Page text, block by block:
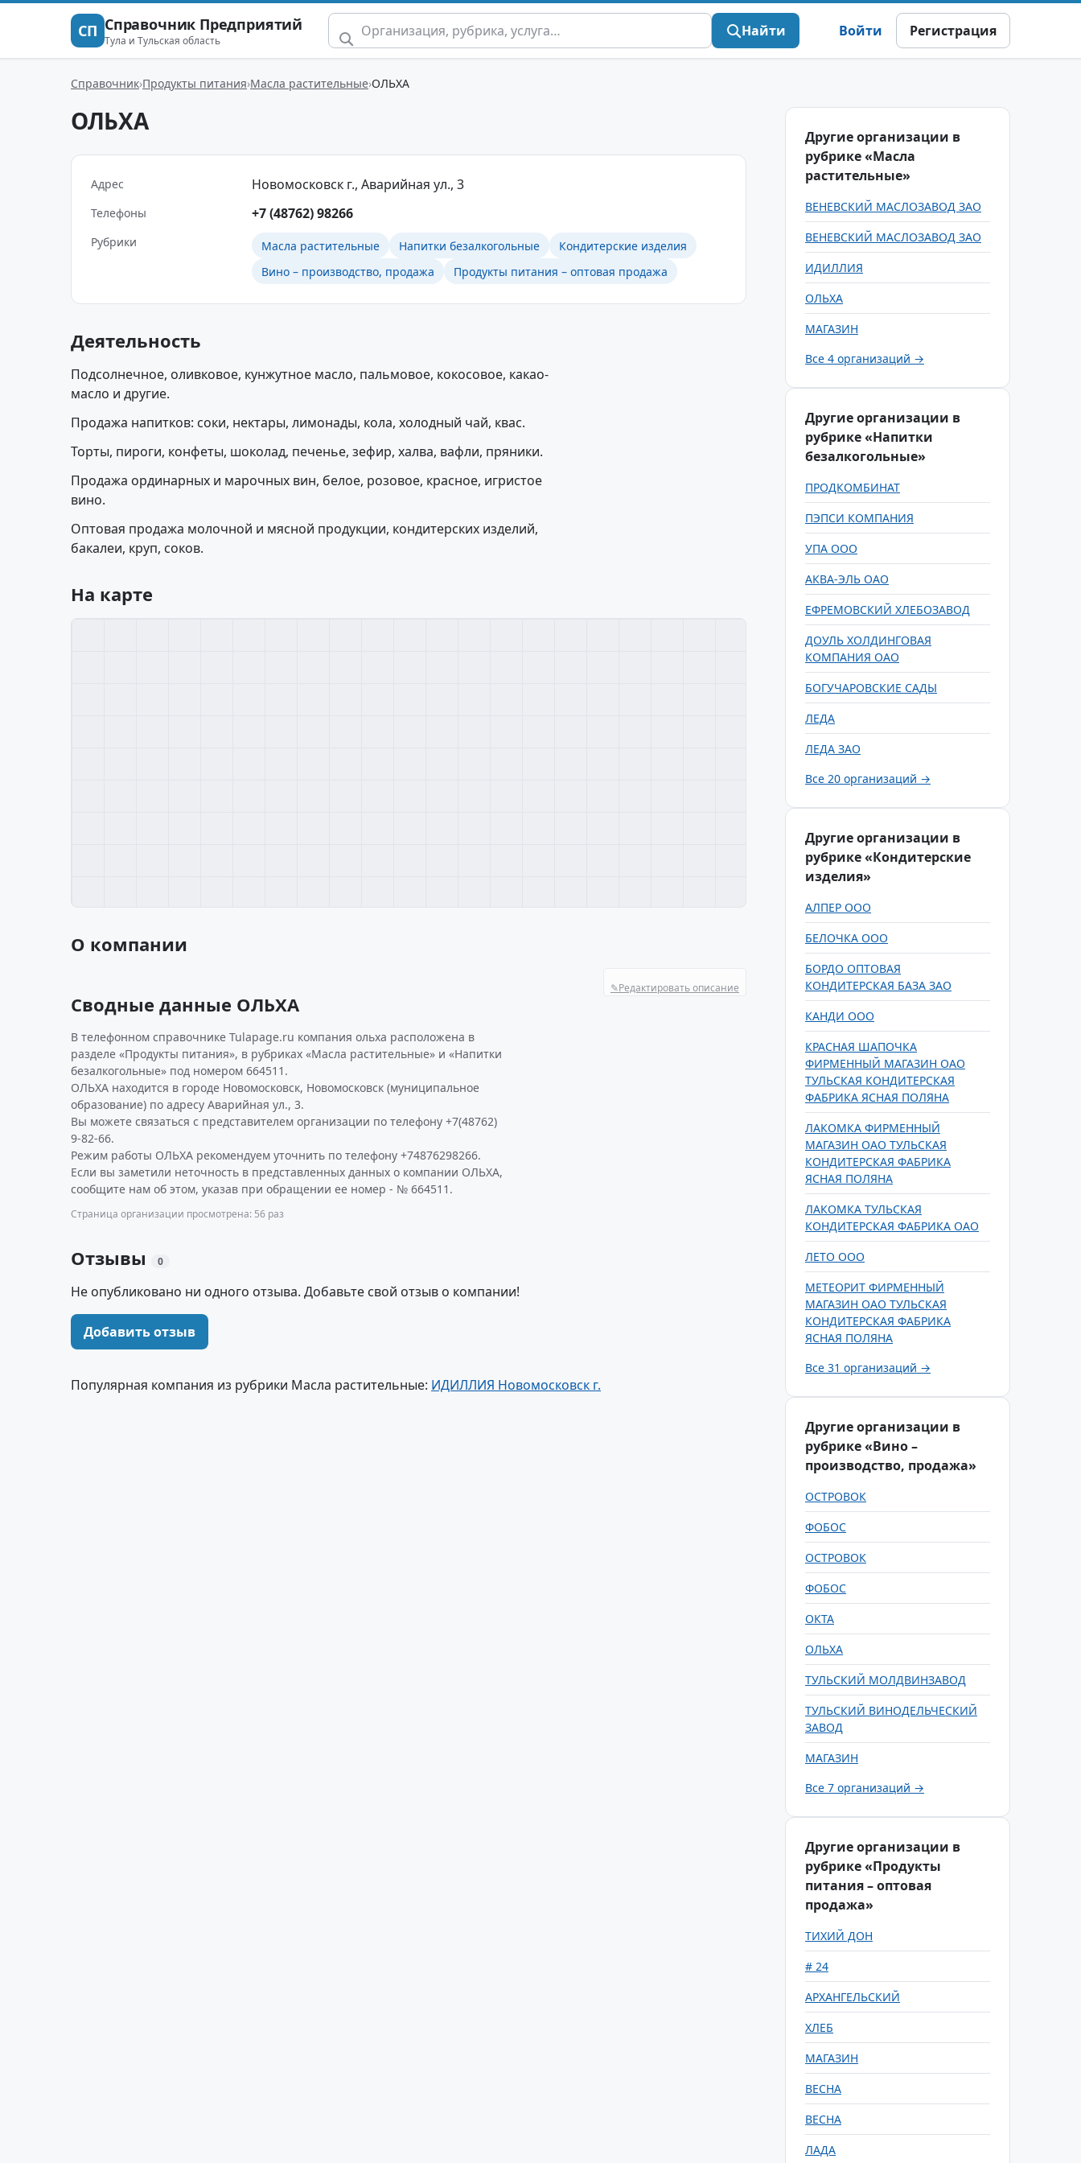
СП Справочник Предприятий
Тула и Тульская область
Найти Войти Регистрация
Справочник Продукты питания Масла растительные ОЛЬХА
ОЛЬХА
Адрес Новомосковск г., Аварийная ул., 3
Телефоны +7 (48762) 98266
Рубрики Масла растительные Напитки безалкогольные
Кондитерские изделия
Вино – производство, продажа
Продукты питания – оптовая продажа
Деятельность
Подсолнечное, оливковое, кунжутное масло, пальмовое, кокосовое, какао-
масло и другие.
Продажа напитков: соки, нектары, лимонады, кола, холодный чай, квас.
Торты, пироги, конфеты, шоколад, печенье, зефир, халва, вафли, пряники.
Продажа ординарных и марочных вин, белое, розовое, красное, игристое
вино.
Оптовая продажа молочной и мясной продукции, кондитерских изделий,
бакалеи, круп, соков.
На карте
О компании
✎Редактировать описание
Сводные данные ОЛЬХА
В телефонном справочнике Tulapage.ru компания ольха расположена в
разделе «Продукты питания», в рубриках «Масла растительные» и «Напитки
безалкогольные» под номером 664511.
ОЛЬХА находится в городе Новомосковск, Новомосковск (муниципальное
образование) по адресу Аварийная ул., 3.
Вы можете связаться с представителем организации по телефону +7(48762)
9-82-66.
Режим работы ОЛЬХА рекомендуем уточнить по телефону +74876298266.
Если вы заметили неточность в представленных данных о компании ОЛЬХА,
сообщите нам об этом, указав при обращении ее номер - № 664511.
Страница организации просмотрена: 56 раз
Отзывы 0
Не опубликовано ни одного отзыва. Добавьте свой отзыв о компании!
Добавить отзыв
Популярная компания из рубрики Масла растительные: ИДИЛЛИЯ Новомосковск г.
Другие организации в
рубрике «Масла
растительные»
ВЕНЕВСКИЙ МАСЛОЗАВОД ЗАО
ВЕНЕВСКИЙ МАСЛОЗАВОД ЗАО
ИДИЛЛИЯ
ОЛЬХА
МАГАЗИН
Все 4 организаций →
Другие организации в
рубрике «Напитки
безалкогольные»
ПРОДКОМБИНАТ
ПЭПСИ КОМПАНИЯ
УПА ООО
АКВА-ЭЛЬ ОАО
ЕФРЕМОВСКИЙ ХЛЕБОЗАВОД
ДОУЛЬ ХОЛДИНГОВАЯ
КОМПАНИЯ ОАО
БОГУЧАРОВСКИЕ САДЫ
ЛЕДА
ЛЕДА ЗАО
Все 20 организаций →
Другие организации в
рубрике «Кондитерские
изделия»
АЛПЕР ООО
БЕЛОЧКА ООО
БОРДО ОПТОВАЯ
КОНДИТЕРСКАЯ БАЗА ЗАО
КАНДИ ООО
КРАСНАЯ ШАПОЧКА
ФИРМЕННЫЙ МАГАЗИН ОАО
ТУЛЬСКАЯ КОНДИТЕРСКАЯ
ФАБРИКА ЯСНАЯ ПОЛЯНА
ЛАКОМКА ФИРМЕННЫЙ
МАГАЗИН ОАО ТУЛЬСКАЯ
КОНДИТЕРСКАЯ ФАБРИКА
ЯСНАЯ ПОЛЯНА
ЛАКОМКА ТУЛЬСКАЯ
КОНДИТЕРСКАЯ ФАБРИКА ОАО
ЛЕТО ООО
МЕТЕОРИТ ФИРМЕННЫЙ
МАГАЗИН ОАО ТУЛЬСКАЯ
КОНДИТЕРСКАЯ ФАБРИКА
ЯСНАЯ ПОЛЯНА
Все 31 организаций →
Другие организации в
рубрике «Вино –
производство, продажа»
ОСТРОВОК
ФОБОС
ОСТРОВОК
ФОБОС
ОКТА
ОЛЬХА
ТУЛЬСКИЙ МОЛДВИНЗАВОД
ТУЛЬСКИЙ ВИНОДЕЛЬЧЕСКИЙ
ЗАВОД
МАГАЗИН
Все 7 организаций →
Другие организации в
рубрике «Продукты
питания – оптовая
продажа»
ТИХИЙ ДОН
# 24
АРХАНГЕЛЬСКИЙ
ХЛЕБ
МАГАЗИН
ВЕСНА
ВЕСНА
ЛАДА